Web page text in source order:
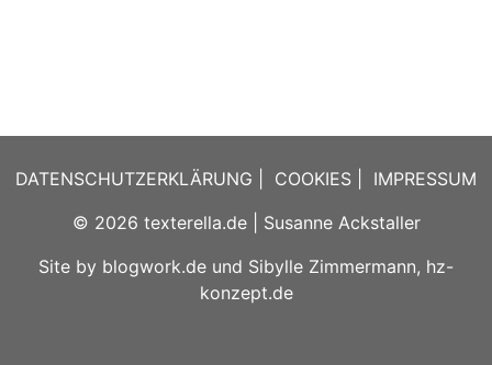
DATENSCHUTZERKLÄRUNG COOKIES
IMPRESSUM
© 2026 texterella.de| Susanne Ackstaller
Site by blogwork.de und Sibylle Zimmermann, hz-
konzept.de